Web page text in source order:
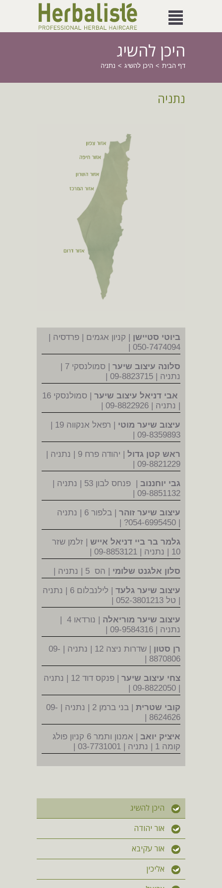
היכן להשיג
דף הבית היכן להשיג נתניה
נתניה
ביוטי סטיישן | קניון אגמים | פרדסיה |
050-7474094 |
סלונה עיצוב שיער
נתניה | 09-8823715 |
אבי דניאל עיצוב שיער
| סמולנסקי 16
| נתניה | 09-8822926 |
עיצוב שיער מוטי
09-8359893 |
ראש קטן גדול
| יהודה פרח 9 | נתניה |
09-8821229 |
גבי יוחננוב
| פנחס לבון 53 | נתניה |
09-8851132 |
עיצוב שיער זוהר
| בלפור 6 | נתניה
גלמר בר ביי דניאל אייש | זלמן שזר
10 | נתניה | 09-8853121 |
סלון אלגנט שלומי | הס 5 | נתניה |
עיצוב שיער גלעד
| לילנבלום 6 | נתניה
| טל 052-3801213 |
עיצוב שיער מוריאלה
נתניה | 09-9584316 |
רן סטון
| שדרות ניצה 12 | נתניה | 09-
8870806 |
צחי עיצוב שיער
| פנקס דוד 12 | נתניה
קובי שטרית
| בני ברמן 2 | נתניה | 09-
8624626 |
איציק יואב
| אמנון ותמר 6 קניון פולג
קומה 1 | נתניה | 03-7731001 |
היכן להשיג
אור יהודה
אור עקיבא
אליכין